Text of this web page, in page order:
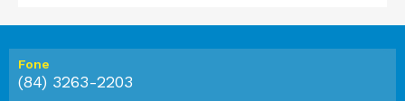
Fone
(84) 3263-2203